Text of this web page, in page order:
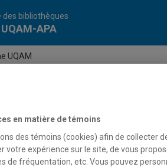
des bibliothèques
APA
UQAM
- APA
en matière de témoins
des témoins (cookies) afin de collecter
votre expérience sur le site, de vous
de fréquentation, etc. Vous pouvez